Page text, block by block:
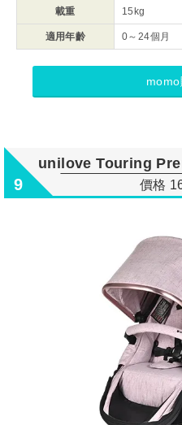
載重 15kg
適用年齡 0～24個月
9
unilove Touring
價格